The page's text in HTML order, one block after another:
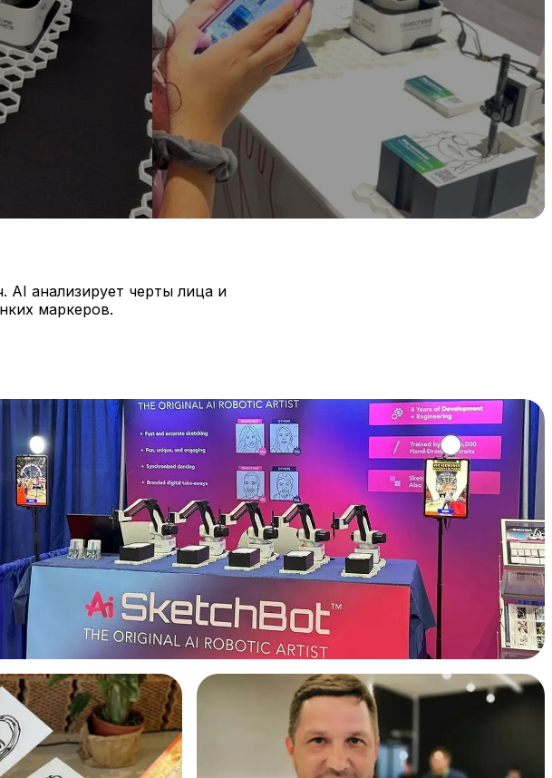
AI анализирует черты лица и
маркеров.
сюжеты и «робот для
чтобы портрет выглядел
кампании (например, с
элементом/подписью),
заранее подготовить шаблон
и логотип в
Детская зона и творчество
Для семейных событий интерактив
воспринимается как скетч игрушка,
но на профессиональном уровне:
детям интересно наблюдать, как
робот рисует, а взрослым —
получать результат. Формат удобно
комбинировать с мастер-зоной
“робот для творчества”.